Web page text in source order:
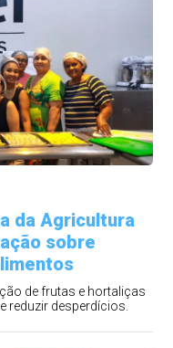
da Agricultura
sobre
de frutas e hortaliças
reduzir desperdícios.